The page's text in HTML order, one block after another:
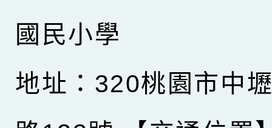
國民小學
地址：320桃園市中